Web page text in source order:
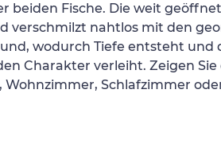
beiden Fische. Die weit
verschmilzt nahtlos mit den
wodurch Tiefe entsteht und
Charakter verleiht. Zeigen
Wohnzimmer, Schlafzimmer